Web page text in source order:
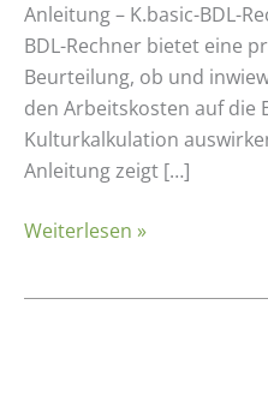
Anleitung – K.basic-BDL-
BDL-Rechner bietet eine
Beurteilung, ob und
den Arbeitskosten auf die
Kulturkalkulation
Anleitung zeigt […]
Weiterlesen »